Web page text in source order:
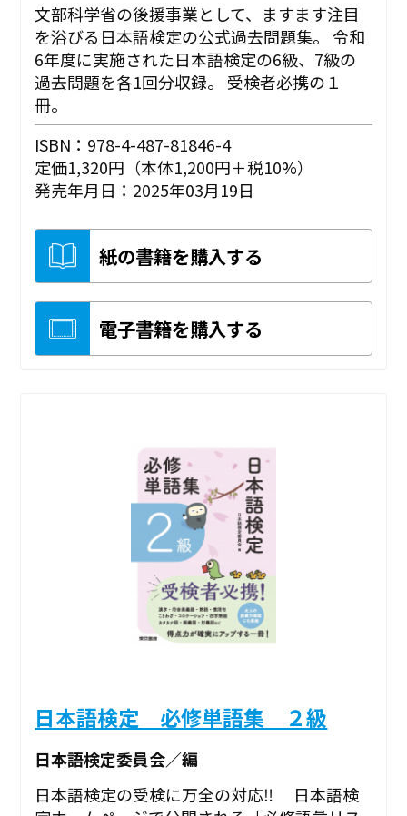
文部科学省の後援事業として、ますます注目
を浴びる日本語検定の公式過去問題集。 令和
6年度に実施された日本語検定の6級、7級の
過去問題を各1回分収録。 受検者必携の１
冊。
ISBN：978-4-487-81846-4
定価1,320円（本体1,200円＋税10%）
発売年月日：2025年03月19日
紙の書籍を購入する
電子書籍を購入する
日本語検定 必修単語集 ２級
日本語検定委員会／編
日本語検定の受検に万全の対応‼ 日本語検